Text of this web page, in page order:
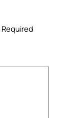
Required